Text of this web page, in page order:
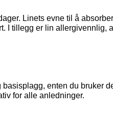
Linets evne til å
tillegg er lin
enten du bruker
for alle anledninger.